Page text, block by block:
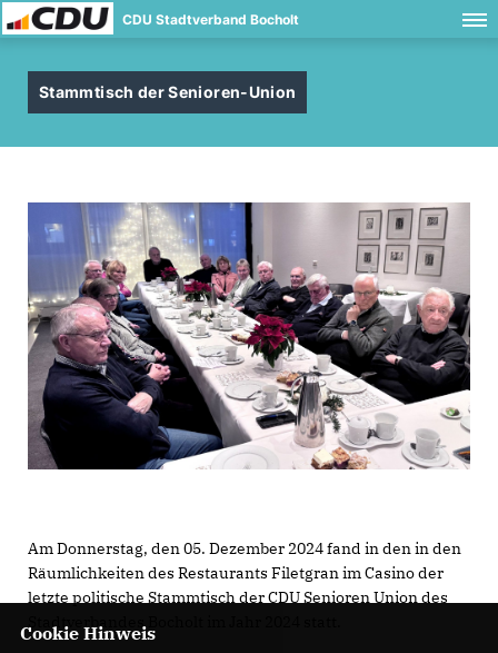
CDU Stadtverband Bocholt
Stammtisch der Senioren-Union
Am Donnerstag, den 05. Dezember 2024 fand in den in den
Räumlichkeiten des Restaurants Filetgran im Casino der
letzte politische Stammtisch der CDU Senioren Union des
Stadtverbandes Bocholt im Jahr 2024 statt.
Cookie Hinweis